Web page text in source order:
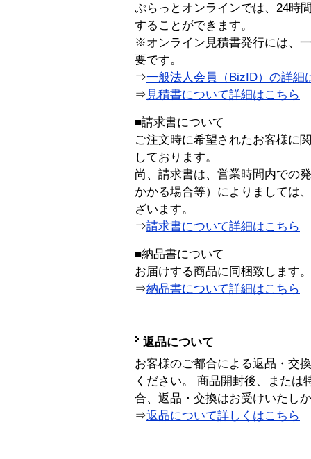
ぷらっとオンラインでは、24時
することができます。
※オンライン見積書発行には、
要です。
⇒一般法人会員（BizID）の詳細
⇒ 見積書について詳細はこちら
■請求書について
ご注文時に希望されたお客様に
しております。
尚、請求書は、営業時間内での
かかる場合等）によりましては
ざいます。
⇒請求書について詳細はこちら
■納品書について
お届けする商品に同梱致します。
⇒納品書について詳細はこちら
返品について
お客様のご都合による返品・交
ください。 商品開封後、または
合、返品・交換はお受けいたし
⇒返品について詳しくはこちら